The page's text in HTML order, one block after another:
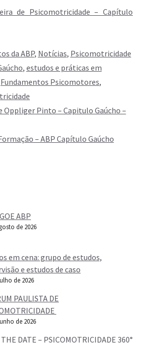
de Psicomotricidade – Capítulo
da ABP, Notícias, Psicomotricidade
, estudos e práticas em
Fundamentos Psicomotores,
Oppliger Pinto – Capitulo Gaúcho –
– ABP Capítulo Gaúcho
ABP
de 2026
em cena: grupo de estudos,
e estudos de caso
de 2026
PAULISTA DE
de 2026
THE DATE – PSICOMOTRICIDADE 360°